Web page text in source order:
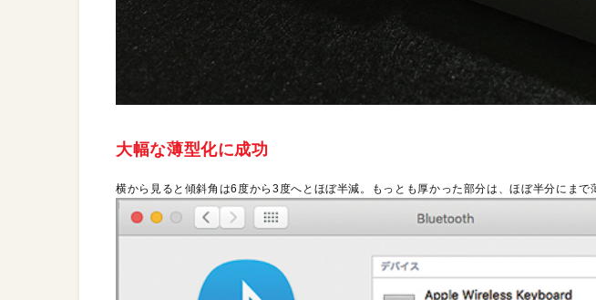
大幅な薄型化に成功
横から見ると傾斜角は6度から3度へとほぼ半減。もっとも厚かった部分は、ほぼ半分にまで